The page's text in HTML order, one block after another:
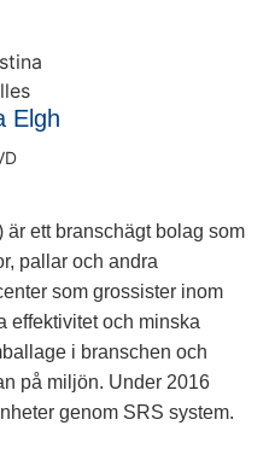
Elgh
ett branschägt bolag som
pallar och andra
som grossister inom
effektivitet och minska
i branschen och
på miljön. Under 2016
genom SRS system.